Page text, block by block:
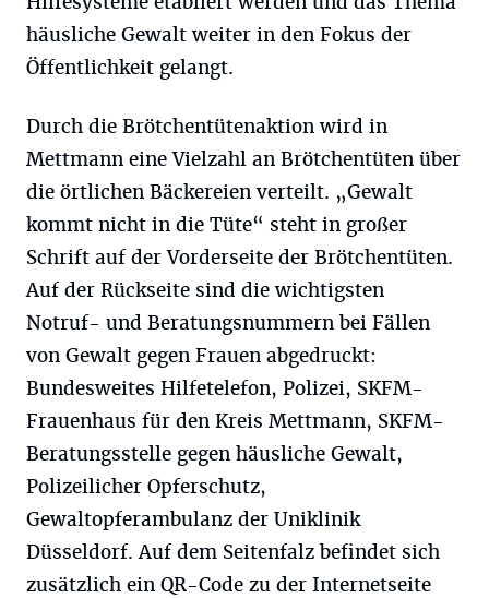
häusliche Gewalt weiter in den Fokus der
Öffentlichkeit gelangt.
Durch die Brötchentütenaktion wird in
Mettmann eine Vielzahl an Brötchentüten über
die örtlichen Bäckereien verteilt. „Gewalt
kommt nicht in die Tüte“ steht in großer
Schrift auf der Vorderseite der Brötchentüten.
Auf der Rückseite sind die wichtigsten
Notruf- und Beratungsnummern bei Fällen
von Gewalt gegen Frauen abgedruckt:
Bundesweites Hilfetelefon, Polizei, SKFM-
Frauenhaus für den Kreis Mettmann, SKFM-
Beratungsstelle gegen häusliche Gewalt,
Polizeilicher Opferschutz,
Gewaltopferambulanz der Uniklinik
Düsseldorf. Auf dem Seitenfalz befindet sich
zusätzlich ein QR-Code zu der Internetseite